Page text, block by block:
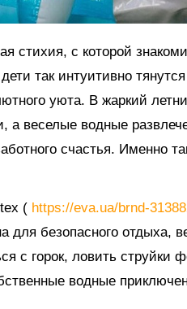
стихия, с которой
так интуитивно
уюта. В жаркий
а веселые водные
счастья. Именно
( https://eva.ua/brnd-
для безопасного отдыха,
с горок, ловить струйки
водные